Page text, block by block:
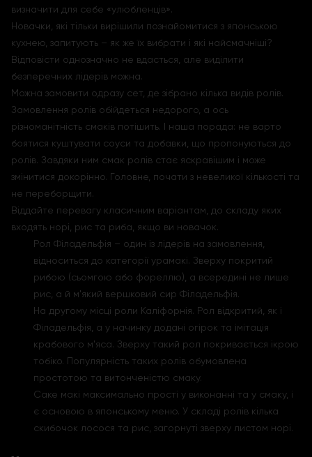
визначити для себе «улюбленців».
Новачки, які тільки вирішили познайомитися з японською
кухнею, запитують – як же їх вибрати і які найсмачніші?
Відповісти однозначно не вдасться, але виділити
безперечних лідерів можна.
Можна замовити одразу сет, де зібрано кілька видів ролів.
Замовлення ролів обійдеться недорого, а ось
різноманітність смаків потішить. І наша порада: не варто
боятися куштувати соуси та добавки, що пропонуються до
ролів. Завдяки ним смак ролів стає яскравішим і може
змінитися докорінно. Головне, почати з невеликої кількості та
не переборщити.
Віддайте перевагу класичним варіантам, до складу яких
входять норі, рис та риба, якщо ви новачок.
Рол Філадельфія – один із лідерів на замовлення,
відноситься до категорії урамакі. Зверху покритий
рибою (сьомгою або фореллю), а всередині не лише
рис, а й м'який вершковий сир Філадельфія.
На другому місці роли Каліфорнія. Рол відкритий, як і
Філадельфія, а у начинку додані огірок та імітація
крабового м'яса. Зверху такий рол покривається ікрою
тобіко. Популярність таких ролів обумовлена
простотою та витонченістю смаку.
Саке макі максимально прості у виконанні та у смаку, і
є основою в японському меню. У складі ролів кілька
скибочок лосося та рис, загорнуті зверху листом норі.